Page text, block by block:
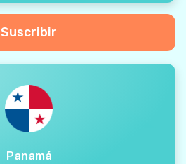
Suscribir
Panamá